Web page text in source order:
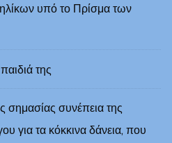
υπό το Πρίσμα των
της
σημασίας συνέπεια της
για τα κόκκινα δάνεια, που